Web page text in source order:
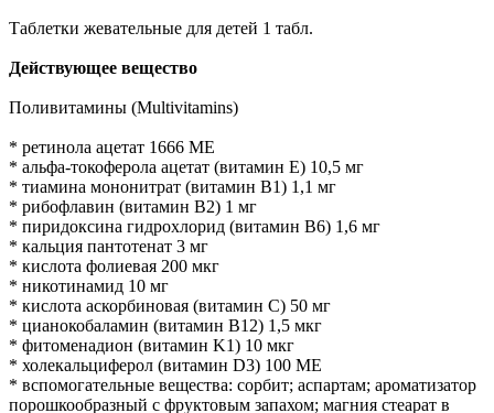
Таблетки жевательные для детей 1 табл.
Действующее вещество
Поливитамины (Multivitamins)
* ретинола ацетат 1666 МЕ
* альфа-токоферола ацетат (витамин E) 10,5 мг
* тиамина мононитрат (витамин B1) 1,1 мг
* рибофлавин (витамин B2) 1 мг
* пиридоксина гидрохлорид (витамин B6) 1,6 мг
* кальция пантотенат 3 мг
* кислота фолиевая 200 мкг
* никотинамид 10 мг
* кислота аскорбиновая (витамин C) 50 мг
* цианокобаламин (витамин B12) 1,5 мкг
* фитоменадион (витамин K1) 10 мкг
* холекальциферол (витамин D3) 100 МЕ
* вспомогательные вещества: сорбит; аспартам; ароматизатор
порошкообразный с фруктовым запахом; магния стеарат в